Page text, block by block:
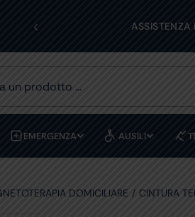
‹ ASSISTENZA
EMERGENZA AUSILI
DOMICILIARE CINTURA